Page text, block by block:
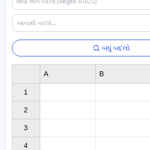
બધું બદલો
1
2
3
4
A B